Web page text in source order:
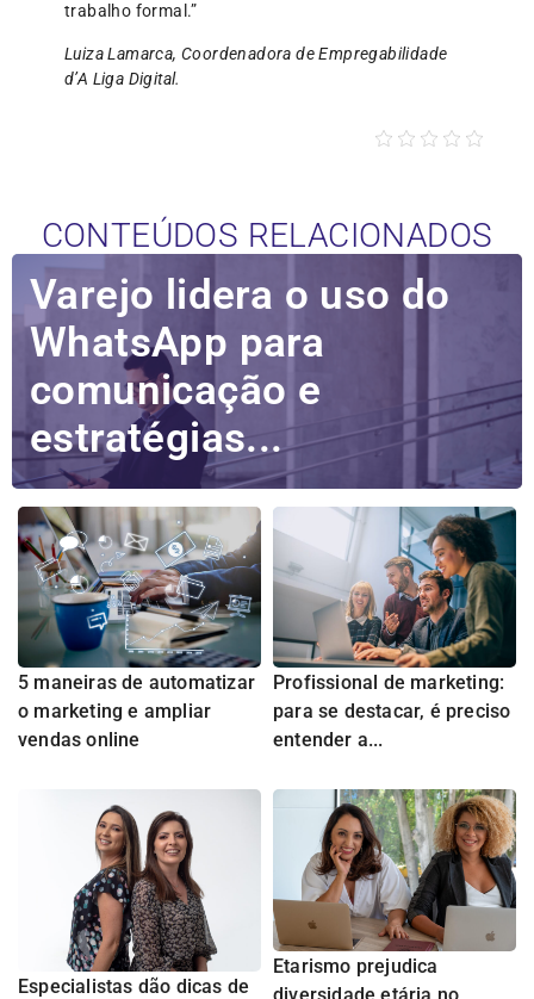
trabalho formal.”
Luiza Lamarca, Coordenadora de Empregabilidade
d’A Liga Digital.
CONTEÚDOS RELACIONADOS
Varejo lidera o uso do
WhatsApp para
comunicação e
estratégias...
5 maneiras de automatizar
o marketing e ampliar
vendas online
Profissional de marketing:
para se destacar, é preciso
entender a...
Especialistas dão dicas de
Etarismo prejudica